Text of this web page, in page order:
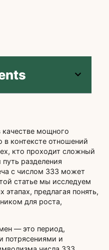
качестве мощного
в контексте отношений
кто проходит сложный
разделения
с числом 333 может
статье мы исследуем
этапах, предлагая понять,
для роста,
— это период,
потрясениями и